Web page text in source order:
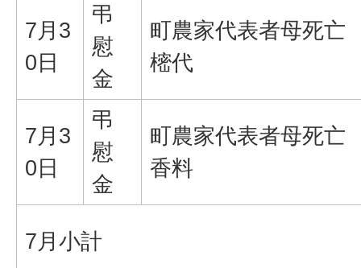
7月3
0日
弔
慰
金
町農家代表者母死亡
樒代
7月3
0日
弔
慰
金
町農家代表者母死亡
香料
7月小計